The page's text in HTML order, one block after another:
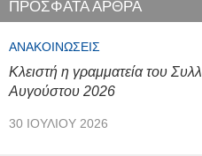
ΠΡΟΣΦΑΤΑ ΑΡΘΡΑ
ΑΝΑΚΟΙΝΏΣΕΙΣ
Κλειστή η γραμματεία του
Αυγούστου 2026
30 ΙΟΥΛΊΟΥ 2026